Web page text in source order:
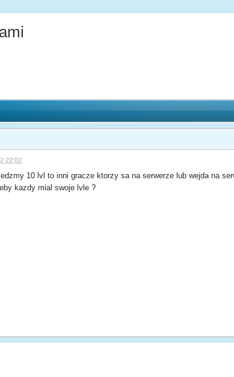
22:02
10 lvl to inni gracze ktorzy sa na serwerze lub wejda na
kazdy mial swoje lvle ?